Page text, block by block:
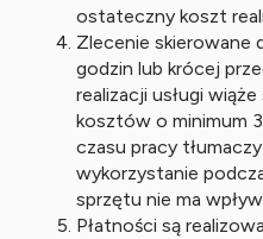
ostateczny koszt
Zlecenie skierowane
godzin lub krócej
realizacji usługi
kosztów o minimum
czasu pracy
wykorzystanie
sprzętu nie ma
Płatności są